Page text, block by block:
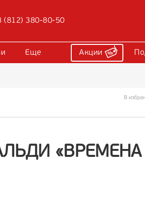
(812) 380-80-50
Еще Акции
В